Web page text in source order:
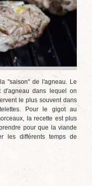
"saison" de l'agneau. Le
dans lequel on
le plus souvent dans
Pour le gigot au
la recette est plus
pour que la viande
les différents temps de